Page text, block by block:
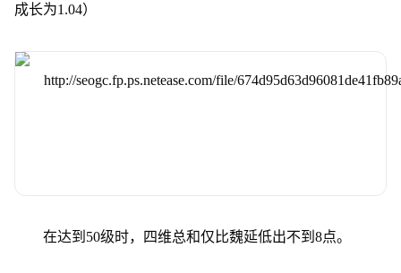
成长为1.04）
在达到50级时，四维总和仅比魏延低出不到8点。